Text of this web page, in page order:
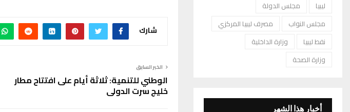
شارك
الخبر السابق
الوطني للتنمية: ثلاثة أيام على افتتاح مطار
خليج سرت الدولي
ليبيا
مجلس الدولة
مجلس النواب
مصرف ليبيا المركزي
نفط ليبيا
وزارة الداخلية
وزارة الصحة
أخبار هذا الشهر